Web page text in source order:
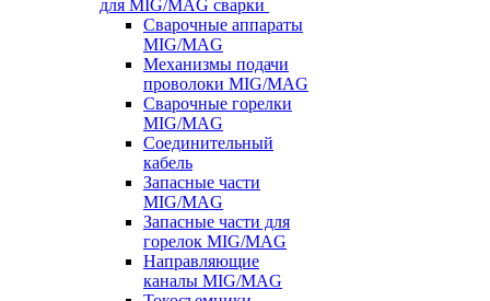
для MIG/MAG сварки
Сварочные аппараты
MIG/MAG
Механизмы подачи
проволоки MIG/MAG
Сварочные горелки
MIG/MAG
Соединительный
кабель
Запасные части
MIG/MAG
Запасные части для
горелок MIG/MAG
Направляющие
каналы MIG/MAG